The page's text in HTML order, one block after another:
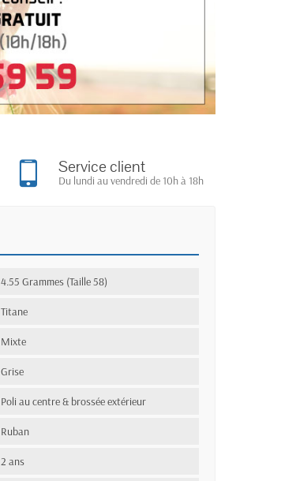
Service client
Du lundi au vendredi de 10h à 18h
4.55 Grammes (Taille 58)
Titane
Mixte
Grise
Poli au centre & brossée extérieur
Ruban
2 ans